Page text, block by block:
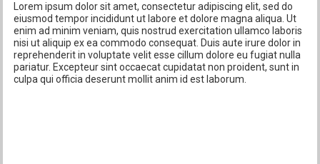
Lorem ipsum dolor sit amet, consectetur adipiscing elit, sed do
eiusmod tempor incididunt ut labore et dolore magna aliqua. Ut
enim ad minim veniam, quis nostrud exercitation ullamco laboris
nisi ut aliquip ex ea commodo consequat. Duis aute irure dolor in
reprehenderit in voluptate velit esse cillum dolore eu fugiat nulla
pariatur. Excepteur sint occaecat cupidatat non proident, sunt in
culpa qui officia deserunt mollit anim id est laborum.